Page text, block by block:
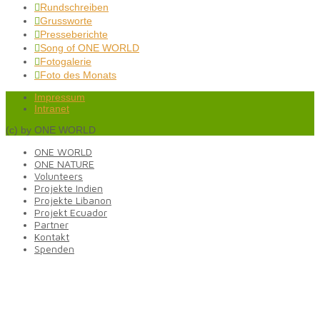
Rundschreiben
Grussworte
Presseberichte
Song of ONE WORLD
Fotogalerie
Foto des Monats
Impressum
Intranet
(c) by ONE WORLD
ONE WORLD
ONE NATURE
Volunteers
Projekte Indien
Projekte Libanon
Projekt Ecuador
Partner
Kontakt
Spenden